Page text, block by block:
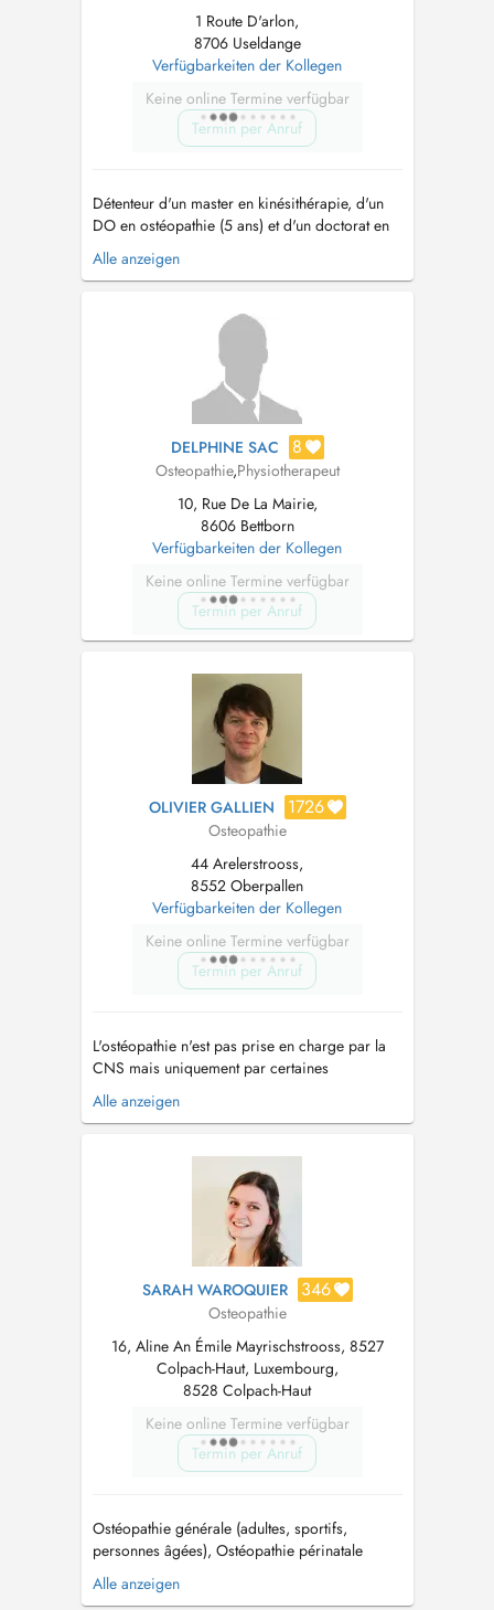
1 Route D'arlon,
8706 Useldange
Verfügbarkeiten der Kollegen
Keine online Termine verfügbar
Termin per Anruf
Détenteur d'un master en kinésithérapie, d'un
DO en ostéopathie (5 ans) et d'un doctorat en
Médecine traditionnelle chinoise, je me ferais
un plaisir de vous recevoir dans notre cabinet.
lymphatique, trouble de la mâchoire,
ostéopathie pédiatrique et de l'adult...
Alle anzeigen
DELPHINE SAC 8
Osteopathie,Physiotherapeut
10, Rue De La Mairie,
8606 Bettborn
Verfügbarkeiten der Kollegen
Keine online Termine verfügbar
Termin per Anruf
OLIVIER GALLIEN 1726
Osteopathie
44 Arelerstrooss,
8552 Oberpallen
Verfügbarkeiten der Kollegen
Keine online Termine verfügbar
Termin per Anruf
L'ostéopathie n'est pas prise en charge par la
CNS mais uniquement par certaines
assurances privées (CMCM, Axa santé,
Médicis, DKV,...) Pour la kinésithérapie
rdv chez mes collègues....
Alle anzeigen
SARAH WAROQUIER 346
Osteopathie
16, Aline An Émile Mayrischstrooss, 8527
Colpach-Haut, Luxembourg,
8528 Colpach-Haut
Keine online Termine verfügbar
Termin per Anruf
Ostéopathie générale (adultes, sportifs,
personnes âgées), Ostéopathie périnatale
(femmes enceintes, post-partum et nouveaux-
nés) & Ostéopathie pédiatrique (bébés et
Alle anzeigen